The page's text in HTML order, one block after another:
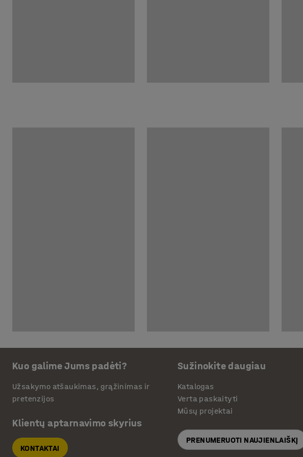
Kuo galime Jums padėti?
Užsakymo atšaukimas, grąžinimas ir
pretenzijos
Klientų aptarnavimo skyrius
KONTAKTAI
Sužinokite daugiau
Katalogas
Verta paskaityti
Mūsų projektai
PRENUMERUOTI NAUJIENLAIŠKĮ